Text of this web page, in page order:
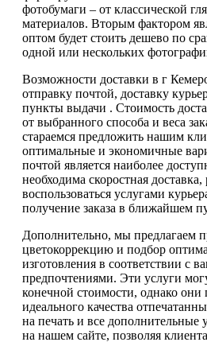
фотобумаги – от классической
материалов. Вторым фактором
оптом будет стоить дешево по
одной или нескольких
Возможности доставки в г
отправку почтой, доставку
пункты выдачи . Стоимость
от выбранного способа и веса
стараемся предложить нашим
оптимальные и экономичные
почтой является наиболее
необходима скоростная
воспользоваться услугами
получение заказа в ближайшем
Дополнительно, мы предлагаем
цветокоррекцию и подбор
изготовления в соответствии с
предпочтениями. Эти услуги
конечной стоимости, однако они
идеального качества
на печать и все дополнительные
на нашем сайте, позволяя